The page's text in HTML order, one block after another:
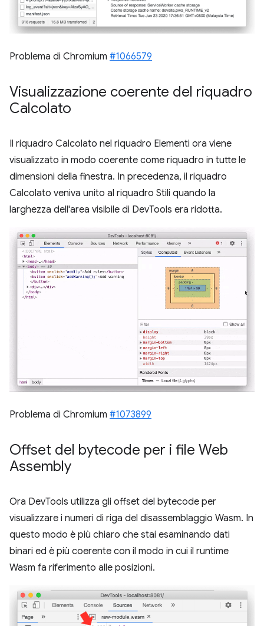
Problema di Chromium #1066579
Visualizzazione coerente del riquadro
Calcolato
Il riquadro Calcolato nel riquadro Elementi ora viene
visualizzato in modo coerente come riquadro in tutte le
dimensioni della finestra. In precedenza, il riquadro
Calcolato veniva unito al riquadro Stili quando la
larghezza dell'area visibile di DevTools era ridotta.
Problema di Chromium #1073899
Offset del bytecode per i file Web
Assembly
Ora DevTools utilizza gli offset del bytecode per
visualizzare i numeri di riga del disassemblaggio Wasm. In
questo modo è più chiaro che stai esaminando dati
binari ed è più coerente con il modo in cui il runtime
Wasm fa riferimento alle posizioni.